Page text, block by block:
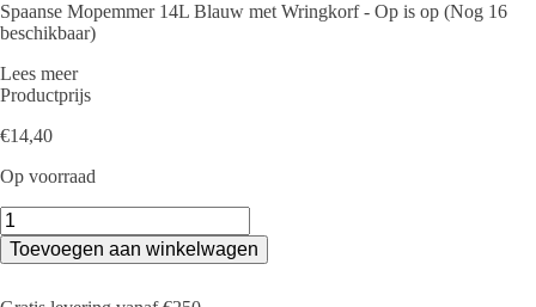
Spaanse Mopemmer 14L Blauw met Wringkorf - Op is op (Nog 16
beschikbaar)
Lees meer
Productprijs
€14,40
Op voorraad
Spaanse
Mopemmer
14L
met
Toevoegen aan winkelwagen